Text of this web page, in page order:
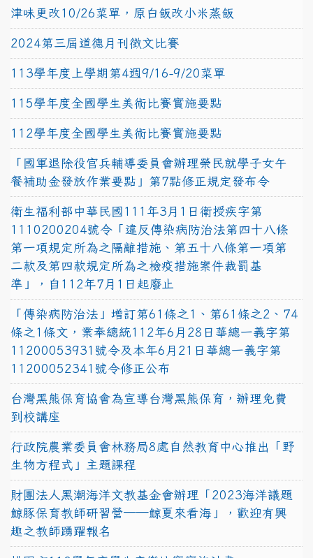
津味更改10/26菜單，原白飯改小米蒸飯
2024第三屆道德月刊徵文比賽
113學年度上學期第4週9/16-9/20菜單
115學年度全國學生美術比賽實施要點
112學年度全國學生美術比賽實施要點
「國軍退除役官兵輔導委員會辦理榮民就學子女午
餐補助金發放作業要點」第7點修正規定發布令
衛生福利部中華民國111年3月1日衛授疾字第
1110200204號令「違反傳染病防治法第四十八條
第一項規定所為之隔離措施、第五十八條第一項第
二款及第四款規定所為之檢疫措施案件裁罰基
準」，自112年7月1日起廢止
「傳染病防治法」增訂第61條之1、第61條之2、74
條之1條文，業奉總統112年6月28日華總一義字第
11200053931號令及本年6月21日華總一義字第
11200052341號令修正公布
台灣黑熊保育協會為宣導台灣黑熊保育，辦理免費
到校講座
行政院農業委員會林務局8處自然教育中心推出「野
生物方程式」主題課程
財團法人黑潮海洋文教基金會辦理「2023海洋議題
鯨豚保育教師研習營──鯨夏來看海」，歡迎有興
趣之教師踴躍報名